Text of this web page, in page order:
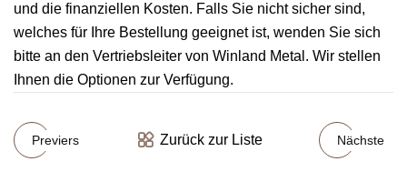
und die finanziellen Kosten. Falls Sie nicht sicher sind,
welches für Ihre Bestellung geeignet ist, wenden Sie sich
bitte an den Vertriebsleiter von Winland Metal. Wir stellen
Ihnen die Optionen zur Verfügung.
Previers Zurück zur Liste Nächste